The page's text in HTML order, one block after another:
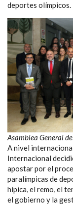
deportes olímpicos.
Asamblea General
A nivel
Internacional
apostar por el
paralímpicas de
hípica, el remo, el
el gobierno y la